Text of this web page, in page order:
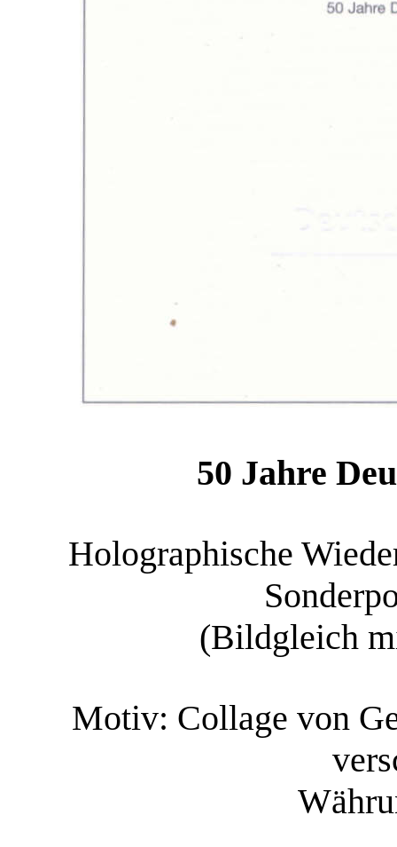
50 Jahre
Holographische
(Bildgleich
Motiv: Collage von